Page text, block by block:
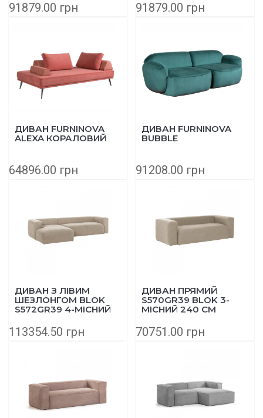
91879.00 грн 91879.00 грн
ДИВАН FURNINOVA
ALEXA КОРАЛОВИЙ
64896.00 грн
ДИВАН FURNINOVA
BUBBLE
91208.00 грн
ДИВАН З ЛІВИМ
ШЕЗЛОНГОМ BLOK
S572GR39 4-МІСНИЙ
113354.50 грн
ДИВАН ПРЯМИЙ
S570GR39 BLOK 3-
МІСНИЙ 240 СМ
70751.00 грн